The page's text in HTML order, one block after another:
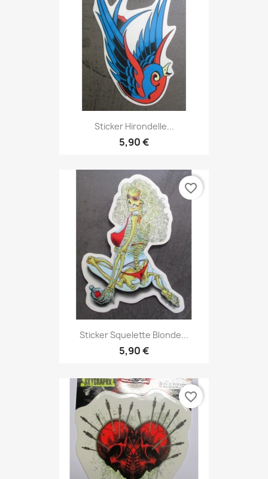
Sticker Hirondelle...
5,90 €
Sticker Squelette Blonde...
5,90 €
favorite_border
favorite_border